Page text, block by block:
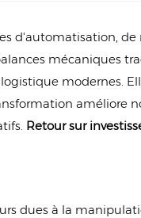
d'automatisation, de
mécaniques
modernes.
améliore
Retour sur
dues à la